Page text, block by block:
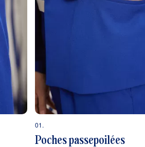
01.
Poches passepoilées